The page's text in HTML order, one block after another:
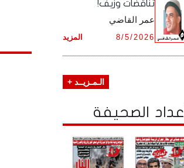
تناقضات وزيف!
عمر القاضي
المزيد 8/5/2026
الـمـزيــد +
أعداد الصحيفة